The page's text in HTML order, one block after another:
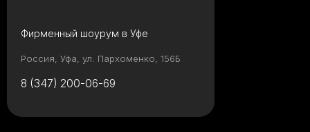
Фирменный шоурум в Уфе
Россия, Уфа, ул. Пархоменко, 156Б
8 (347) 200-06-69